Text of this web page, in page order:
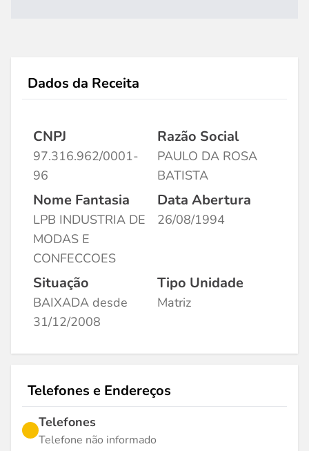
Dados da Receita
CNPJ
97.316.962/0001-
96
Razão Social
PAULO DA ROSA
BATISTA
Nome Fantasia
LPB INDUSTRIA DE
MODAS E
CONFECCOES
Data Abertura
26/08/1994
Situação
BAIXADA desde
31/12/2008
Tipo Unidade
Matriz
Telefones e Endereços
Telefones
Telefone não informado